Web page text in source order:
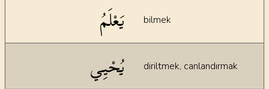
يَعْلَمُ bilmek
يُحْيِي diriltmek, canlandırmak